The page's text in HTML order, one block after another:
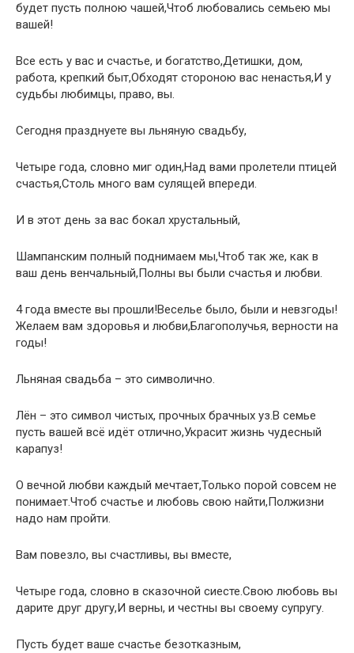
будет пусть полною чашей,Чтоб любовались семьею мы
вашей!
Все есть у вас и счастье, и богатство,Детишки, дом,
работа, крепкий быт,Обходят стороною вас ненастья,И у
судьбы любимцы, право, вы.
Сегодня празднуете вы льняную свадьбу,
Четыре года, словно миг один,Над вами пролетели птицей
счастья,Столь много вам сулящей впереди.
И в этот день за вас бокал хрустальный,
Шампанским полный поднимаем мы,Чтоб так же, как в
ваш день венчальный,Полны вы были счастья и любви.
4 года вместе вы прошли!Веселье было, были и невзгоды!
Желаем вам здоровья и любви,Благополучья, верности на
годы!
Льняная свадьба – это символично.
Лён – это символ чистых, прочных брачных уз.В семье
пусть вашей всё идёт отлично,Украсит жизнь чудесный
карапуз!
О вечной любви каждый мечтает,Только порой совсем не
понимает.Чтоб счастье и любовь свою найти,Полжизни
надо нам пройти.
Вам повезло, вы счастливы, вы вместе,
Четыре года, словно в сказочной сиесте.Свою любовь вы
дарите друг другу,И верны, и честны вы своему супругу.
Пусть будет ваше счастье безотказным,